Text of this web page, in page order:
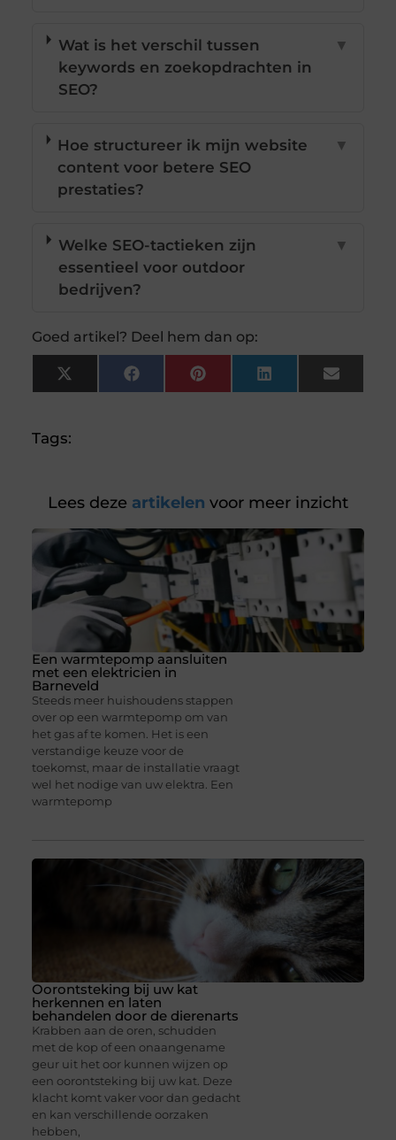
Wat is het verschil tussen
keywords en zoekopdrachten in
SEO?
▼
Hoe structureer ik mijn website
content voor betere SEO
prestaties?
▼
Welke SEO-tactieken zijn
essentieel voor outdoor
bedrijven?
▼
Goed artikel? Deel hem dan op:
X
(Twitter)
FacebookPinterestLinkedInEmail
Tags:
Lees deze artikelen voor meer inzicht
Een warmtepomp aansluiten
met een elektricien in
Barneveld
Steeds meer huishoudens stappen
over op een warmtepomp om van
het gas af te komen. Het is een
verstandige keuze voor de
toekomst, maar de installatie vraagt
wel het nodige van uw elektra. Een
warmtepomp
Oorontsteking bij uw kat
herkennen en laten
behandelen door de dierenarts
Krabben aan de oren, schudden
met de kop of een onaangename
geur uit het oor kunnen wijzen op
een oorontsteking bij uw kat. Deze
klacht komt vaker voor dan gedacht
en kan verschillende oorzaken
hebben,